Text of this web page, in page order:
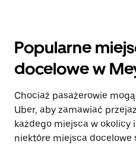
Popularne
docelowe w
Chociaż pasażerowie
Uber, aby zamawiać
każdego miejsca w okolicy
niektóre miejsca docelowe